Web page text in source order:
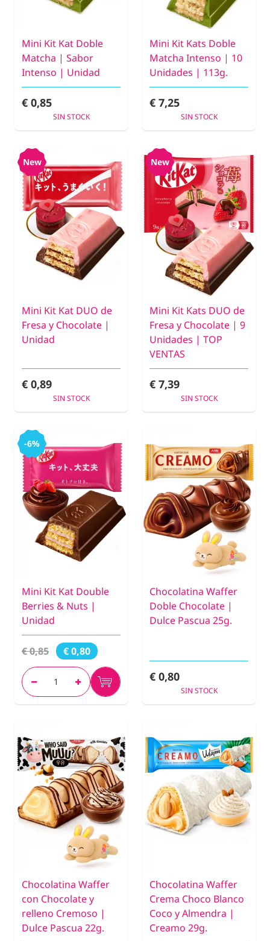
Mini Kit Kat Doble
Matcha | Sabor
Intenso | Unidad
€ 0,85
SIN STOCK
Mini Kit Kats Doble
Matcha Intenso | 10
Unidades | 113g.
€ 7,25
SIN STOCK
New
Mini Kit Kat DUO de
Fresa y Chocolate |
Unidad
€ 0,89
SIN STOCK
New
Mini Kit Kats DUO de
Fresa y Chocolate | 9
Unidades | TOP
VENTAS
€ 7,39
SIN STOCK
-6%
Mini Kit Kat Double
Berries & Nuts |
Unidad
€ 0,85 € 0,80
Chocolatina Waffer
Doble Chocolate |
Dulce Pascua 25g.
€ 0,80
SIN STOCK
Chocolatina Waffer
con Chocolate y
relleno Cremoso |
Dulce Pascua 22g.
Chocolatina Waffer
Crema Choco Blanco
Coco y Almendra |
Creamo 29g.